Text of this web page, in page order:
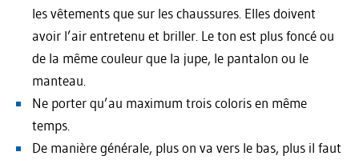
les vêtements que sur les chaussures. Elles doivent
avoir l’air entretenu et briller. Le ton est plus foncé ou
de la même couleur que la jupe, le pantalon ou le
manteau.
Ne porter qu’au maximum trois coloris en même
temps.
De manière générale, plus on va vers le bas, plus il faut